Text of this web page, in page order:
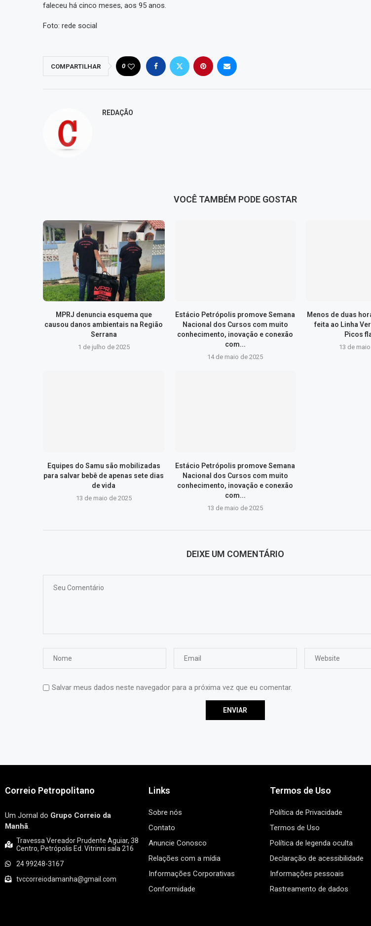
faleceu há cinco meses, aos 95 anos.
Foto: rede social
COMPARTILHAR 0
REDAÇÃO
VOCÊ TAMBÉM PODE GOSTAR
MPRJ denuncia esquema que
causou danos ambientais na Região
Serrana
1 de julho de 2025
Estácio Petrópolis promove Semana
Nacional dos Cursos com muito
conhecimento, inovação e conexão
com...
14 de maio de 2025
Menos de duas
feita ao Linha
Picos
13 de
Equipes do Samu são mobilizadas
para salvar bebê de apenas sete dias
de vida
13 de maio de 2025
Estácio Petrópolis promove Semana
Nacional dos Cursos com muito
conhecimento, inovação e conexão
com...
13 de maio de 2025
DEIXE UM COMENTÁRIO
Salvar meus dados neste navegador para a próxima vez que eu comentar.
Correio Petropolitano
Um Jornal do Grupo Correio da
Manhã.
Travessa Vereador Prudente Aguiar, 38
Centro, Petrópolis Ed. Vitrinni sala 216
24 99248-3167
tvccorreiodamanha@gmail.com
Links
Sobre nós
Contato
Anuncie Conosco
Relações com a mídia
Informações Corporativas
Conformidade
Termos de Uso
Política de Privacidade
Termos de Uso
Política de legenda oculta
Declaração de acessibilidade
Informações pessoais
Rastreamento de dados